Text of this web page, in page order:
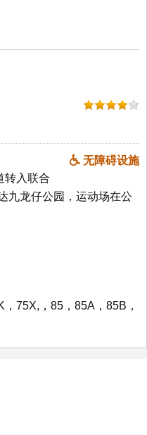
无障碍设施
转入联合
九龙仔公园，运动场在公
75X,，85，85A，85B，